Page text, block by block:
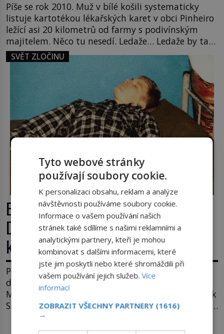
Píše se rok 2010. Muž v bílé košili systematicky
listuje kartotékou lékařských karet v obci Pinheiro
ležící asi 20 kilometrů od farmy s podivínským
majitelem. Něco tu nesedí. Ledaže… Ledaže by ta
mladá dívka z farmy byla ne manželkou, ale
dcerou – a všechny ty děti byly zplozené v incestu.
Na sociálním odboru jednoho z […]
SVĚT ZLOČINU
Božská práce pro Jeffreyho
Dahmera: Vrah skončí v tratolišti
krve ve vězeňských umývárnách
Po ulici nedaleko dnes již nestojícího bytového
domu Oxfords Apartments 924 ve wisconsinském
Milwaukee se potácí zcela zmatený 14letý Konerak
Sinthasomphone. Když ho zastaví policejní hlídka,
ochable jí nadiktuje adresu „jeho kamaráda“.
Strážníci ho dopraví zpět do udaného bytu. Oním
Tyto webové stránky
používají soubory cookie.
K personalizaci obsahu, reklam a analýze
návštěvnosti používáme soubory cookie.
Informace o vašem používání našich
stránek také sdílíme s našimi reklamními a
analytickými partnery, kteří je mohou
kombinovat s dalšími informacemi, které
jste jim poskytli nebo které shromáždili při
vašem používání jejich služeb.Více
informací
ZOBRAZIT VŠECHNY PARTNERY (1616)
→